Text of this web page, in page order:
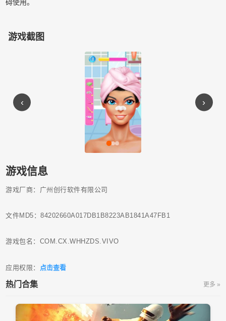
碍使用。
游戏截图
‹ ›
游戏信息
游戏厂商：广州创行软件有限公司
文件MD5：84202660A017DB1B8223AB1841A47FB1
游戏包名：COM.CX.WHHZDS.VIVO
应用权限： 点击查看
热门合集 更多 »